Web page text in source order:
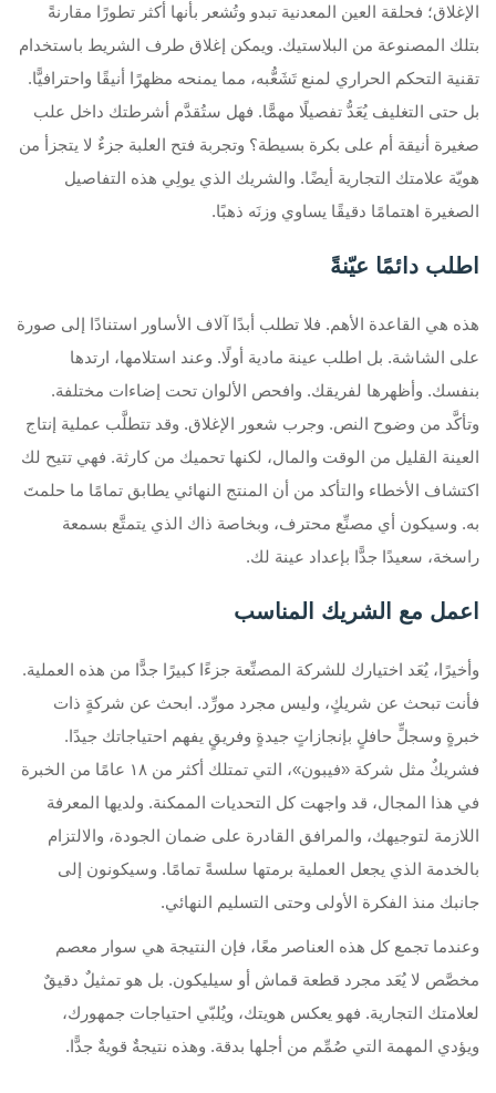
الإغلاق؛ فحلقة العين المعدنية تبدو وتُشعر بأنها أكثر تطورًا مقارنةً
بتلك المصنوعة من البلاستيك. ويمكن إغلاق طرف الشريط باستخدام
تقنية التحكم الحراري لمنع تَشَعُّبه، مما يمنحه مظهرًا أنيقًا واحترافيًّا.
بل حتى التغليف يُعَدُّ تفصيلًا مهمًّا. فهل ستُقدَّم أشرطتك داخل علب
صغيرة أنيقة أم على بكرة بسيطة؟ وتجربة فتح العلبة جزءٌ لا يتجزأ من
هويّة علامتك التجارية أيضًا. والشريك الذي يولِي هذه التفاصيل
الصغيرة اهتمامًا دقيقًا يساوي وزنَه ذهبًا.
اطلب دائمًا عيّنةً
هذه هي القاعدة الأهم. فلا تطلب أبدًا آلاف الأساور استنادًا إلى صورة
على الشاشة. بل اطلب عينة مادية أولًا. وعند استلامها، ارتدها
بنفسك. وأظهرها لفريقك. وافحص الألوان تحت إضاءات مختلفة.
وتأكَّد من وضوح النص. وجرب شعور الإغلاق. وقد تتطلَّب عملية إنتاج
العينة القليل من الوقت والمال، لكنها تحميك من كارثة. فهي تتيح لك
اكتشاف الأخطاء والتأكد من أن المنتج النهائي يطابق تمامًا ما حلمتَ
به. وسيكون أي مصنِّع محترف، وبخاصة ذاك الذي يتمتَّع بسمعة
راسخة، سعيدًا جدًّا بإعداد عينة لك.
اعمل مع الشريك المناسب
وأخيرًا، يُعَد اختيارك للشركة المصنِّعة جزءًا كبيرًا جدًّا من هذه العملية.
فأنت تبحث عن شريكٍ، وليس مجرد مورِّد. ابحث عن شركةٍ ذات
خبرةٍ وسجلٍّ حافلٍ بإنجازاتٍ جيدةٍ وفريقٍ يفهم احتياجاتك جيدًا.
فشريكٌ مثل شركة «فيبون»، التي تمتلك أكثر من ١٨ عامًا من الخبرة
في هذا المجال، قد واجهت كل التحديات الممكنة. ولديها المعرفة
اللازمة لتوجيهك، والمرافق القادرة على ضمان الجودة، والالتزام
بالخدمة الذي يجعل العملية برمتها سلسةً تمامًا. وسيكونون إلى
جانبك منذ الفكرة الأولى وحتى التسليم النهائي.
وعندما تجمع كل هذه العناصر معًا، فإن النتيجة هي سوار معصم
مخصَّص لا يُعَد مجرد قطعة قماش أو سيليكون. بل هو تمثيلٌ دقيقٌ
لعلامتك التجارية. فهو يعكس هويتك، ويُلبّي احتياجات جمهورك،
ويؤدي المهمة التي صُمِّم من أجلها بدقة. وهذه نتيجةٌ قويةٌ جدًّا.